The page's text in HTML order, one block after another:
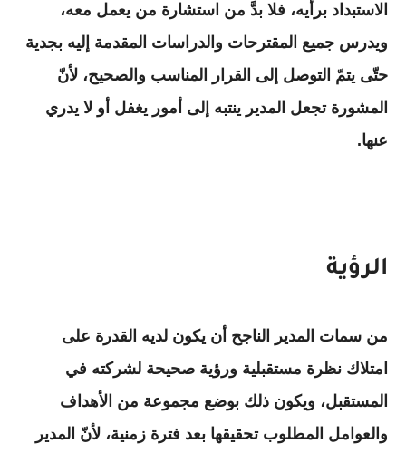
الاستبداد برأيه، فلا بدَّ من استشارة من يعمل معه،
ويدرس جميع المقترحات والدراسات المقدمة إليه بجدية
حتّى يتمّ التوصل إلى القرار المناسب والصحيح، لأنّ
المشورة تجعل المدير ينتبه إلى أمور يغفل أو لا يدري
عنها.
الرؤية
من سمات المدير الناجح أن يكون لديه القدرة على
امتلاك نظرة مستقبلية ورؤية صحيحة لشركته في
المستقبل، ويكون ذلك بوضع مجموعة من الأهداف
والعوامل المطلوب تحقيقها بعد فترة زمنية، لأنّ المدير